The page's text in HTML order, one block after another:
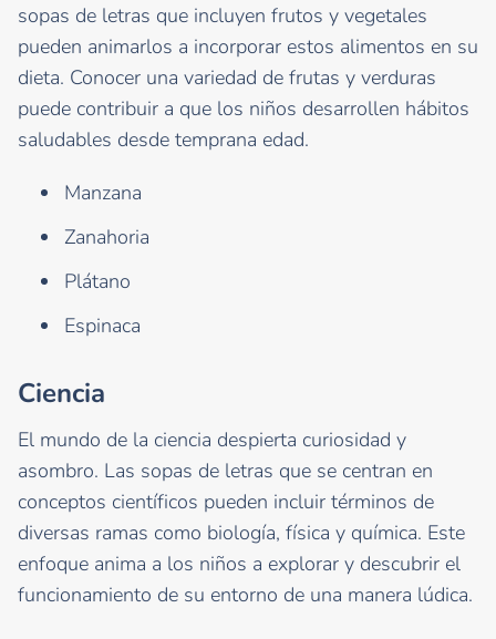
sopas de letras que incluyen frutos y vegetales
pueden animarlos a incorporar estos alimentos en su
dieta. Conocer una variedad de frutas y verduras
puede contribuir a que los niños desarrollen hábitos
saludables desde temprana edad.
Manzana
Zanahoria
Plátano
Espinaca
Ciencia
El mundo de la ciencia despierta curiosidad y
asombro. Las sopas de letras que se centran en
conceptos científicos pueden incluir términos de
diversas ramas como biología, física y química. Este
enfoque anima a los niños a explorar y descubrir el
funcionamiento de su entorno de una manera lúdica.